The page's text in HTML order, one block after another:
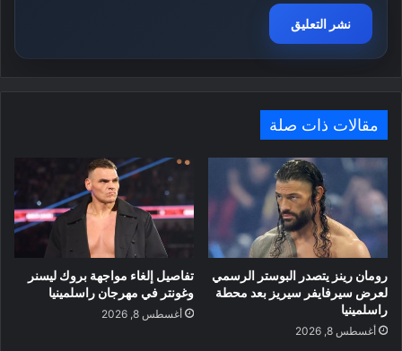
مقالات ذات صلة
رومان رينز يتصدر البوستر الرسمي
لعرض سيرفايفر سيريز بعد محطة
راسلمينيا
أغسطس 8, 2026
تفاصيل إلغاء مواجهة بروك ليسنر
وغونتر في مهرجان راسلمينيا
أغسطس 8, 2026